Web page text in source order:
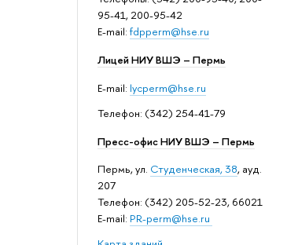
95-41, 200-95-42
E-mail: fdpperm@hse.ru
Лицей НИУ ВШЭ – Пермь
E-mail: lycperm@hse.ru
Телефон: (342) 254-41-79
Пресс-офис НИУ ВШЭ – Пермь
Пермь, ул. Студенческая, 38, ауд.
207
Телефон: (342) 205-52-23, 66021
E-mail: PR-perm@hse.ru